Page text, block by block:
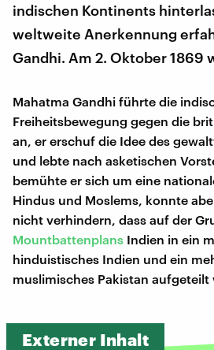
indischen Kontinents
weltweite Anerkennung
Gandhi. Am 2. Oktober 1869
Mahatma Gandhi führte die
Freiheitsbewegung gegen die
an, er erschuf die Idee des
und lebte nach asketischen
bemühte er sich um eine
Hindus und Moslems, konnte
nicht verhindern, dass auf der
Mountbattenplans Indien in ein
hinduistisches Indien und ein
muslimisches Pakistan aufgeteilt
Externer Inhalt